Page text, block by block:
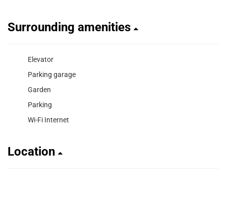
Surrounding amenities
Elevator
Parking garage
Garden
Parking
Wi-Fi Internet
Location